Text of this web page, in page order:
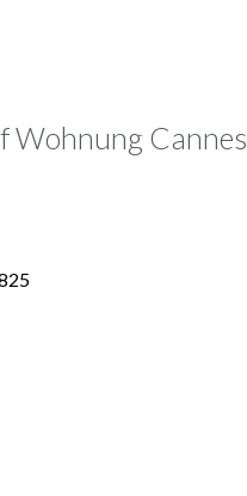
Wohnung Cannes